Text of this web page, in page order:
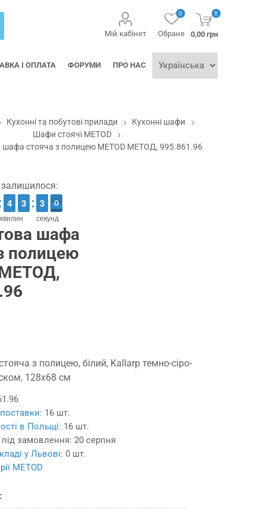
Мій кабінет Обране
0 0
0,00 грн
І ОПЛАТА ФОРУМИ ПРО НАС
Кухонні та побутові прилади
Кухонні шафи
Шафи стоячі METOD
шафа стояча з полицею METOD МЕТОД, 995.861.96
залишилося:
хвилин
3
3
4
4 2
2
3
3
секунд
3
2
2 0
9
9
шафа
полицею
МЕТОД,
з полицею, білий, Kallarp темно-сіро-
128x68 см
16 шт.
в Польщі: 16 шт.
замовлення: 20 серпня
у Львові: 0 шт.
METOD